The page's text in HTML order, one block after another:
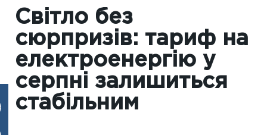
Світло без
сюрпризів: тариф на
електроенергію у
серпні залишиться
стабільним